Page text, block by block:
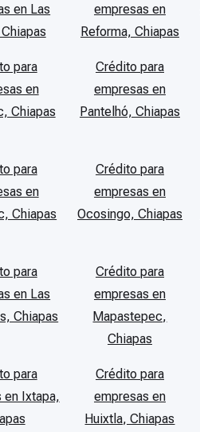
en Las
empresas en
Reforma, Chiapas
para
en
Chiapas
Crédito para
empresas en
Pantelhó, Chiapas
para
en
Chiapas
Crédito para
empresas en
Ocosingo, Chiapas
para
en Las
Chiapas
Crédito para
empresas en
Mapastepec,
Chiapas
para
en Ixtapa,
Crédito para
empresas en
Huixtla, Chiapas